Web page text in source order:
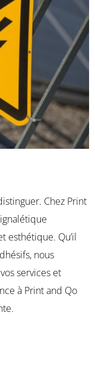
Chez Print
esthétique. Qu’il
nous
services et
à Print and Qo